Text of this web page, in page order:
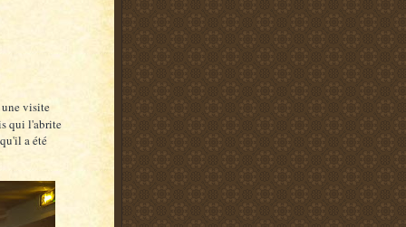
visite
qui l'abrite
a été